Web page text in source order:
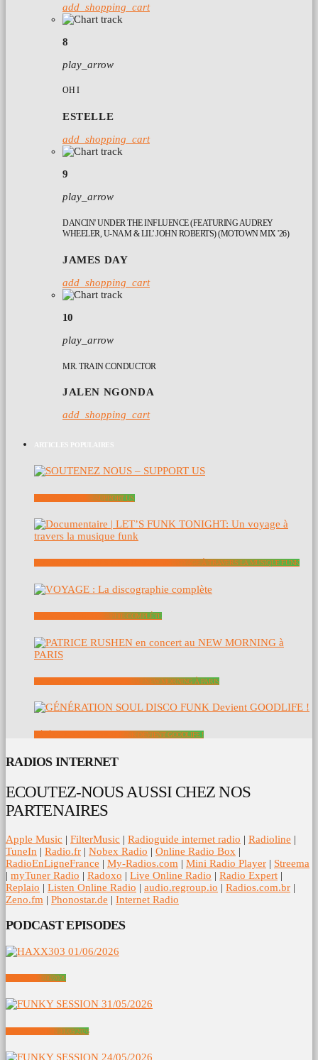
add_shopping_cart
8
play_arrow
OH I
ESTELLE
add_shopping_cart
9
play_arrow
DANCIN' UNDER THE INFLUENCE (FEATURING AUDREY
WHEELER, U-NAM & LIL' JOHN ROBERTS) (MOTOWN MIX '26)
JAMES DAY
add_shopping_cart
10
play_arrow
MR. TRAIN CONDUCTOR
JALEN NGONDA
add_shopping_cart
ARTICLES POPULAIRES
SOUTENEZ NOUS – SUPPORT US
DOCUMENTAIRE | LET’S FUNK TONIGHT: UN VOYAGE À TRAVERS LA MUSIQUE FUNK
VOYAGE : LA DISCOGRAPHIE COMPLÈTE
PATRICE RUSHEN EN CONCERT AU NEW MORNING À PARIS
GÉNÉRATION SOUL DISCO FUNK DEVIENT GOODLIFE !
RADIOS INTERNET
ECOUTEZ-NOUS AUSSI CHEZ NOS
PARTENAIRES
Apple Music | FilterMusic | Radioguide internet radio | Radioline |
TuneIn | Radio.fr | Nobex Radio | Online Radio Box |
RadioEnLigneFrance | My-Radios.com | Mini Radio Player | Streema
| myTuner Radio | Radoxo | Live Online Radio | Radio Expert |
Replaio | Listen Online Radio | audio.regroup.io | Radios.com.br |
Zeno.fm | Phonostar.de | Internet Radio
PODCAST EPISODES
HAXX303 01/06/2026
FUNKY SESSION 31/05/2026